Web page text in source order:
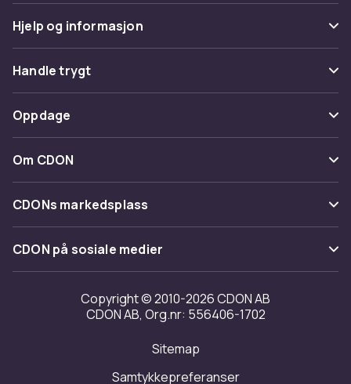
Hjelp og informasjon
Vanlige spørsmål
Spor pakke
Angre & returner her
Kontakt oss
Handle trygt
Betaling
Levering
Tilbakekallinger
Oppdage
Kategorier
Varemerker
Om CDON
Om oss
Kundeanmeldelser
Jobbe på CDON
Investor relations
Tilgjengelighet
CDONs markedsplass
Merchant Help Center
CDON på sosiale medier
Copyright © 2010-2026 CDON AB
CDON AB, Org.nr: 556406-1702
Sitemap
Samtykkepreferanser